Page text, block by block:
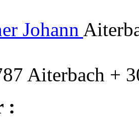
Johann
Aiterbach +
: